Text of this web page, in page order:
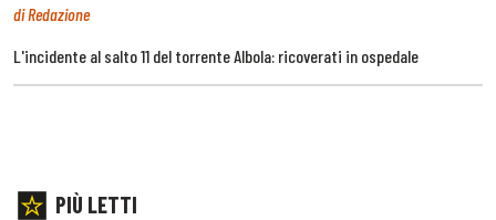
di Redazione
L'incidente al salto 11 del torrente Albola: ricoverati in ospedale
PIÙ LETTI